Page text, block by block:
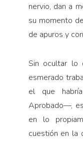
nervio, dan a
su momento
de apuros y
Sin ocultar lo
esmerado
el que
Aprobado—,
en lo
cuestión en la